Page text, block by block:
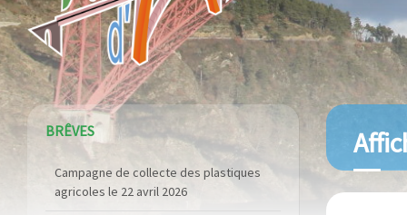
BRÊVES
Campagne de collecte des plastiques
agricoles le 22 avril 2026